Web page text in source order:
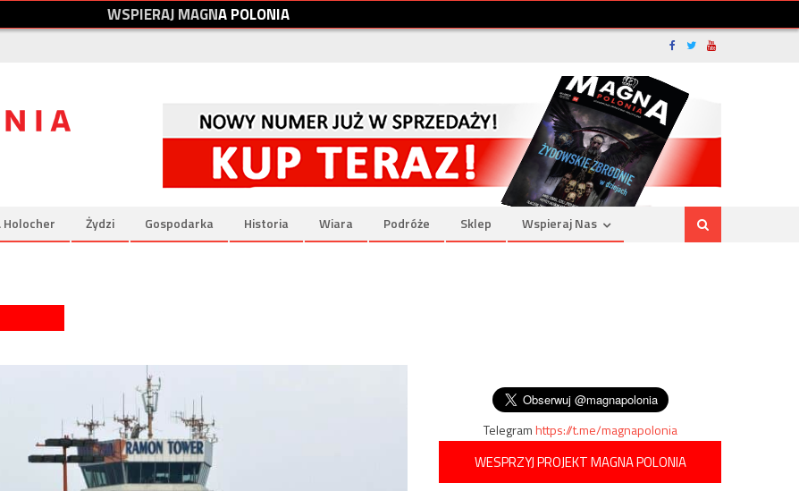
WSPIERAJMAGNAPOLONIA
Żydzi Gospodarka Historia Wiara Podróże Sklep Wspieraj Nas
Telegramhttps://t.me/magnapolonia
WESPRZYJ PROJEKT MAGNA POLONIA